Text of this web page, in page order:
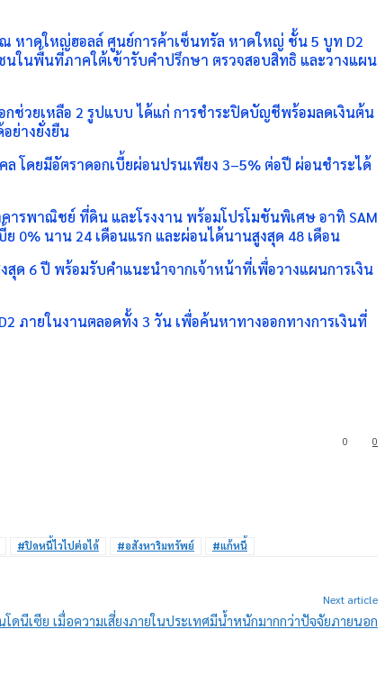
หาดใหญ่ฮอลล์ ศูนย์การค้าเซ็นทรัล หาดใหญ่ ชั้น 5 บูท D2
ในพื้นที่ภาคใต้เข้ารับคำปรึกษา ตรวจสอบสิทธิ และวางแผน
กช่วยเหลือ 2 รูปแบบ ได้แก่ การชำระปิดบัญชีพร้อมลดเงินต้น
ย่างยั่งยืน
โดยมีอัตราดอกเบี้ยผ่อนปรนเพียง 3–5% ต่อปี ผ่อนชำระได้
รพาณิชย์ ที่ดิน และโรงงาน พร้อมโปรโมชันพิเศษ อาทิ SAM
ย 0% นาน 24 เดือนแรก และผ่อนได้นานสูงสุด 48 เดือน
ด 6 ปี พร้อมรับคำแนะนำจากเจ้าหน้าที่เพื่อวางแผนการเงิน
ายในงานตลอดทั้ง 3 วัน เพื่อค้นหาทางออกทางการเงินที่
0
0
#ปิดหนี้ไวไปต่อได้ #อสังหาริมทรัพย์ #แก้หนี้
Next article
ดนีเซีย เมื่อความเสี่ยงภายในประเทศมีน้ำหนักมากกว่าปัจจัยภายนอก